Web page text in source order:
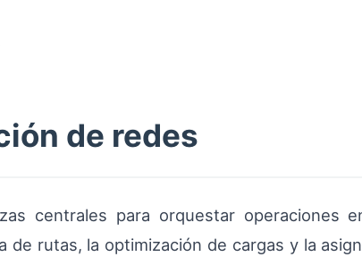
de redes
centrales para orquestar operaciones
rutas, la optimización de cargas y la